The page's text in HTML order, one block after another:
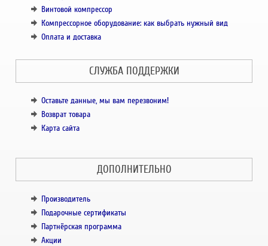
Винтовой компрессор
Компрессорное оборудование: как выбрать нужный вид
Оплата и доставка
СЛУЖБА ПОДДЕРЖКИ
Оставьте данные, мы вам перезвоним!
Возврат товара
Карта сайта
ДОПОЛНИТЕЛЬНО
Производитель
Подарочные сертификаты
Партнёрская программа
Акции